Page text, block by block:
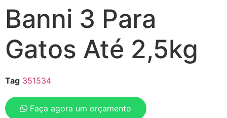
Banni 3 Para
Gatos Até 2,5kg
Tag 351534
Faça agora um orçamento